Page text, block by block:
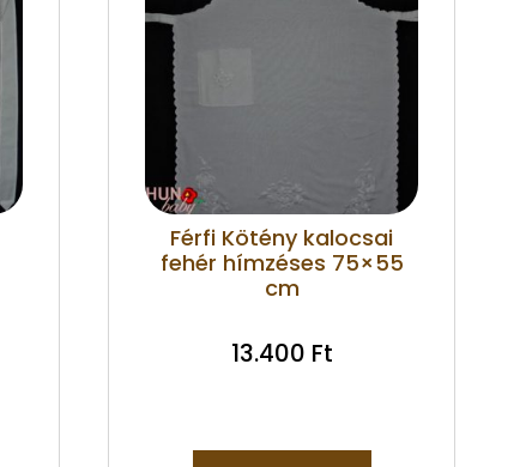
Férfi Kötény kalocsai
fehér hímzéses 75×55
cm
13.400 Ft